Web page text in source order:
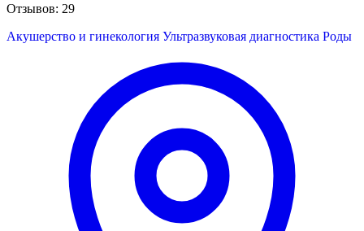
Отзывов: 29
Акушерство и гинекология Ультразвуковая диагностика Роды